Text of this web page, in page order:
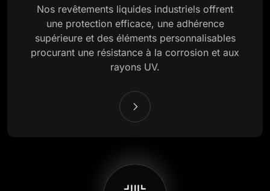
Nos revêtements liquides industriels offrent
une protection efficace, une adhérence
supérieure et des éléments personnalisables
procurant une résistance à la corrosion et aux
rayons UV.